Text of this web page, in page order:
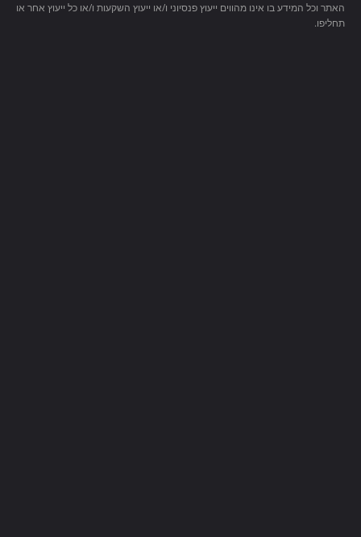
האתר וכל המידע בו אינו מהווים ייעוץ פנסיוני ו/או ייעוץ השקעות ו/או כל ייעוץ אחר או
תחליפו.